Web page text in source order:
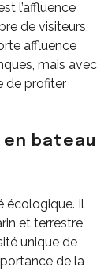
l’affluence
de visiteurs,
affluence
mais avec
de profiter
bateau
écologique. Il
et terrestre
unique de
de la